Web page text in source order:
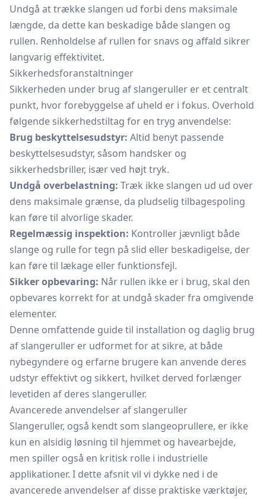
Undgå at trække slangen ud forbi dens maksimale
længde, da dette kan beskadige både slangen og
rullen. Renholdelse af rullen for snavs og affald sikrer
langvarig effektivitet.
Sikkerhedsforanstaltninger
Sikkerheden under brug af slangeruller er et centralt
punkt, hvor forebyggelse af uheld er i fokus. Overhold
følgende sikkerhedstiltag for en tryg anvendelse:
Brug beskyttelsesudstyr: Altid benyt passende
beskyttelsesudstyr, såsom handsker og
sikkerhedsbriller, især ved højt tryk.
Undgå overbelastning: Træk ikke slangen ud ud over
dens maksimale grænse, da pludselig tilbagespoling
kan føre til alvorlige skader.
Regelmæssig inspektion: Kontroller jævnligt både
slange og rulle for tegn på slid eller beskadigelse, der
kan føre til lækage eller funktionsfejl.
Sikker opbevaring: Når rullen ikke er i brug, skal den
opbevares korrekt for at undgå skader fra omgivende
elementer.
Denne omfattende guide til installation og daglig brug
af slangeruller er udformet for at sikre, at både
nybegyndere og erfarne brugere kan anvende deres
udstyr effektivt og sikkert, hvilket derved forlænger
levetiden af deres slangeruller.
Avancerede anvendelser af slangeruller
Slangeruller, også kendt som slangeoprullere, er ikke
kun en alsidig løsning til hjemmet og havearbejde,
men spiller også en kritisk rolle i industrielle
applikationer. I dette afsnit vil vi dykke ned i de
avancerede anvendelser af disse praktiske værktøjer,